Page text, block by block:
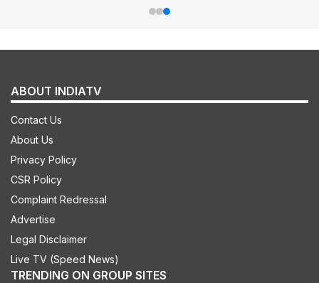
ABOUT INDIATV
Contact Us
About Us
Privacy Policy
CSR Policy
Complaint Redressal
Advertise
Legal Disclaimer
Live TV (Speed News)
TRENDING ON GROUP SITES